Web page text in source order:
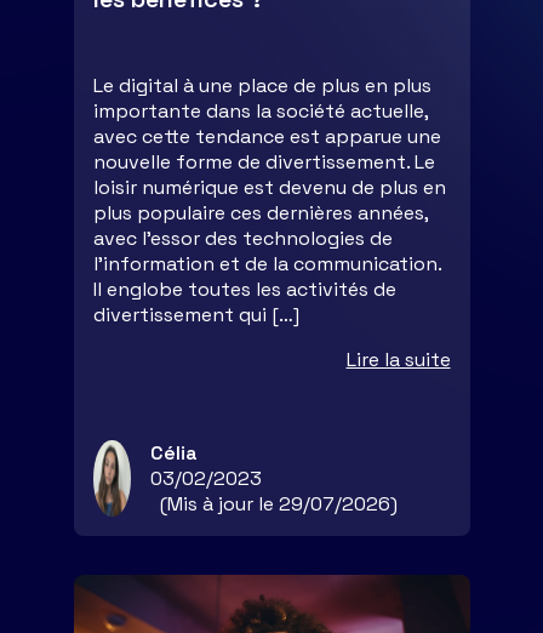
Le digital à une place de plus en plus
importante dans la société actuelle,
avec cette tendance est apparue une
nouvelle forme de divertissement. Le
loisir numérique est devenu de plus en
plus populaire ces dernières années,
avec l’essor des technologies de
l’information et de la communication.
Il englobe toutes les activités de
divertissement qui […]
Lire la suite
Célia
03/02/2023
(Mis à jour le 29/07/2026)